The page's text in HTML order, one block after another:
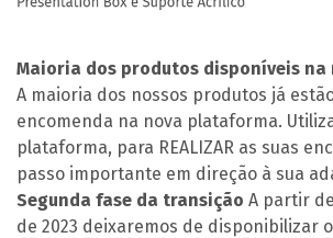
Maioria dos produtos disponíveis
A maioria dos nossos produtos já
encomenda na nova plataforma.
plataforma, para REALIZAR as suas
passo importante em direção à sua
Segunda fase da transição A partir
de 2023 deixaremos de disponibilizar